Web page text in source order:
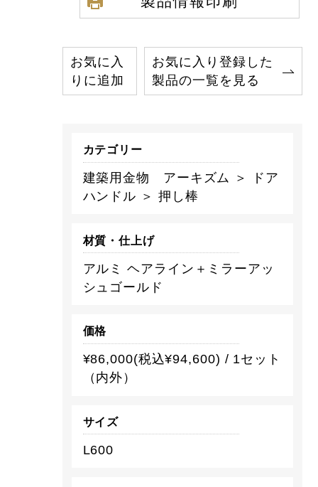
お気に入
りに追加
お気に入り登録した
製品の一覧を見る
カテゴリー
建築用金物 アーキズム ＞ ドア
ハンドル ＞ 押し棒
材質・仕上げ
アルミ ヘアライン＋ミラーアッ
シュゴールド
価格
¥86,000(税込¥94,600) / 1セット
（内外）
サイズ
L600